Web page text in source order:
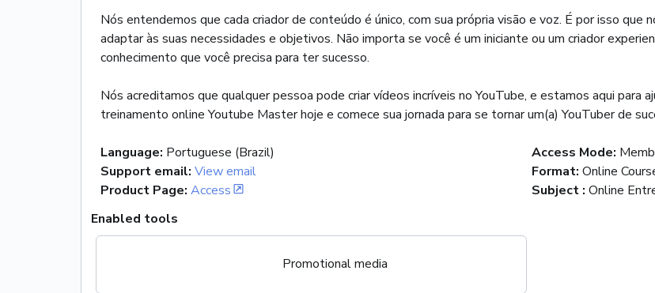
Nós entendemos que cada criador de conteúdo é único, com sua própria visão e voz. É por isso
adaptar às suas necessidades e objetivos. Não importa se você é um iniciante ou um criador
conhecimento que você precisa para ter sucesso.
Nós acreditamos que qualquer pessoa pode criar vídeos incríveis no YouTube, e estamos aqui para
treinamento online Youtube Master hoje e comece sua jornada para se tornar um(a) YouTuber de
Language: Portuguese (Brazil)
Support email: View email
Product Page: Access
Access Mode:
Format: Online
Subject : Online
Enabled tools
Promotional media